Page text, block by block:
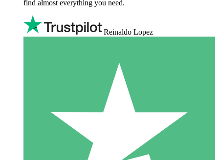
find almost everything you need.
Reinaldo Lopez